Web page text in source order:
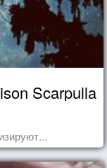
Scarpulla